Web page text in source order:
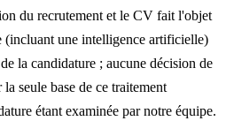
du recrutement et le CV fait l'objet
(incluant une intelligence artificielle)
la candidature ; aucune décision de
seule base de ce traitement
étant examinée par notre équipe.